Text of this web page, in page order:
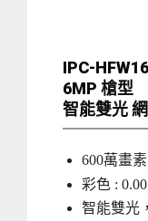
IPC-
6MP 槍型
智能雙光
600萬畫素
彩色 :
智能雙光